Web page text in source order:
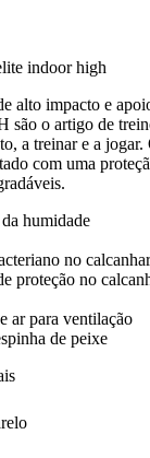
indoor high
alto impacto e
o artigo de
a treinar e a jogar.
com uma
humidade
no
proteção no
ar para ventilação
de peixe